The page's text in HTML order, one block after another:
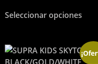
Seleccionar opciones